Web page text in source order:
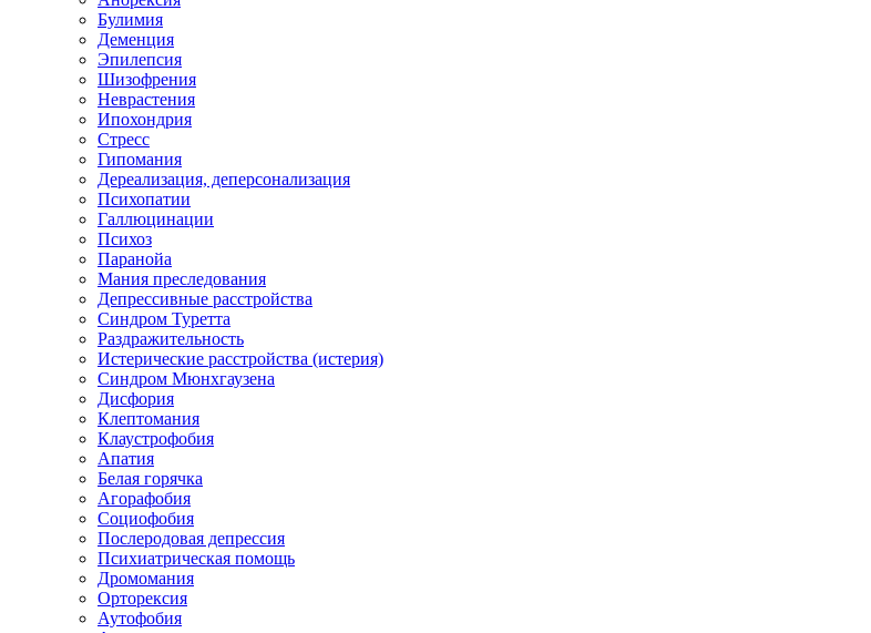
Булимия
Деменция
Эпилепсия
Шизофрения
Неврастения
Ипохондрия
Стресс
Гипомания
Дереализация, деперсонализация
Психопатии
Галлюцинации
Психоз
Паранойа
Мания преследования
Депрессивные расстройства
Синдром Туретта
Раздражительность
Истерические расстройства (истерия)
Синдром Мюнхгаузена
Дисфория
Клептомания
Клаустрофобия
Апатия
Белая горячка
Агорафобия
Социофобия
Послеродовая депрессия
Психиатрическая помощь
Дромомания
Орторексия
Аутофобия